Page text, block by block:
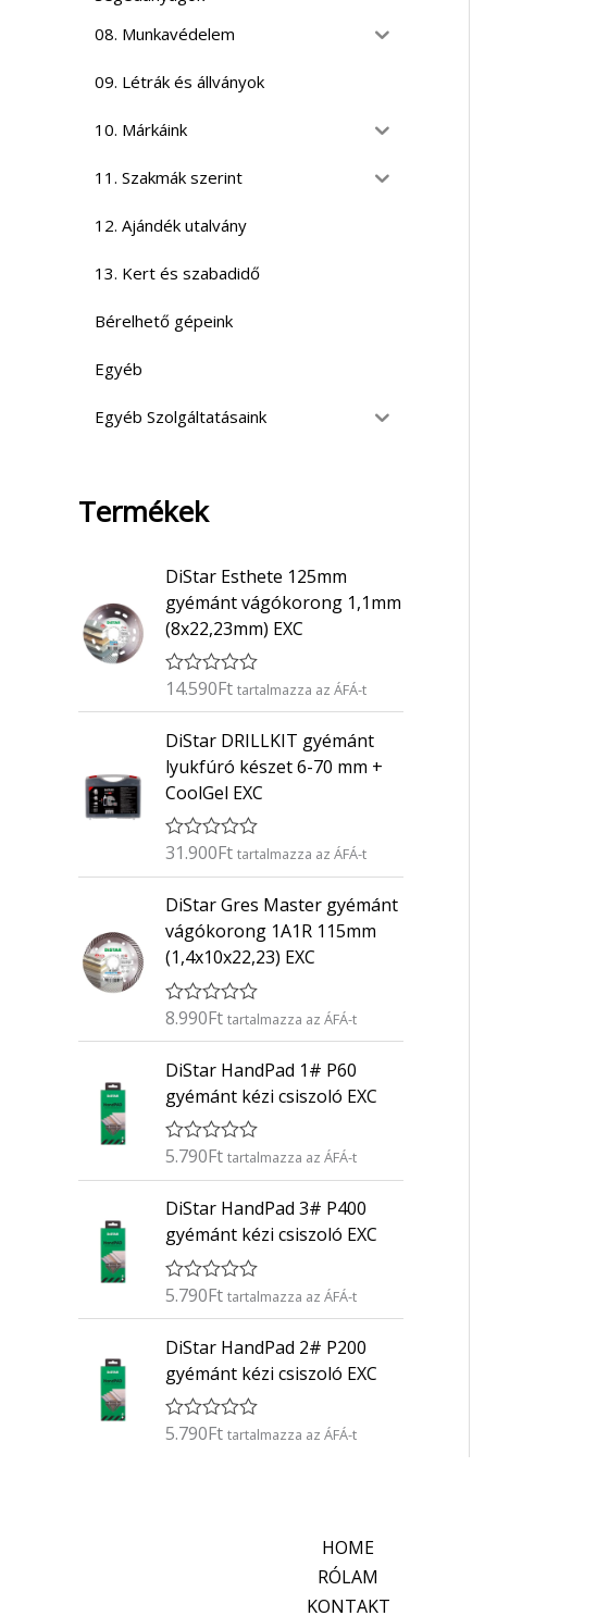
08. Munkavédelem
09. Létrák és állványok
10. Márkáink
11. Szakmák szerint
12. Ajándék utalvány
13. Kert és szabadidő
Bérelhető gépeink
Egyéb
Egyéb Szolgáltatásaink
Termékek
DiStar Esthete 125mm
gyémánt vágókorong 1,1mm
(8x22,23mm) EXC
É
é
k
e
l
s
:
0
/
5
14.590Ft tartalmazza az ÁFÁ-t
DiStar DRILLKIT gyémánt
lyukfúró készet 6-70 mm +
CoolGel EXC
É
é
e
l
s
:
0
/
5
31.900Ft tartalmazza az ÁFÁ-t
DiStar Gres Master gyémánt
vágókorong 1A1R 115mm
(1,4x10x22,23) EXC
É
é
e
é
s
/
8.990Ft tartalmazza az ÁFÁ-t
DiStar HandPad 1# P60
gyémánt kézi csiszoló EXC
É
é
e
é
s
/
5.790Ft tartalmazza az ÁFÁ-t
DiStar HandPad 3# P400
gyémánt kézi csiszoló EXC
É
é
e
é
s
5.790Ft tartalmazza az ÁFÁ-t
DiStar HandPad 2# P200
gyémánt kézi csiszoló EXC
É
5.790Ft tartalmazza az ÁFÁ-t
HOME
RÓLAM
KONTAKT